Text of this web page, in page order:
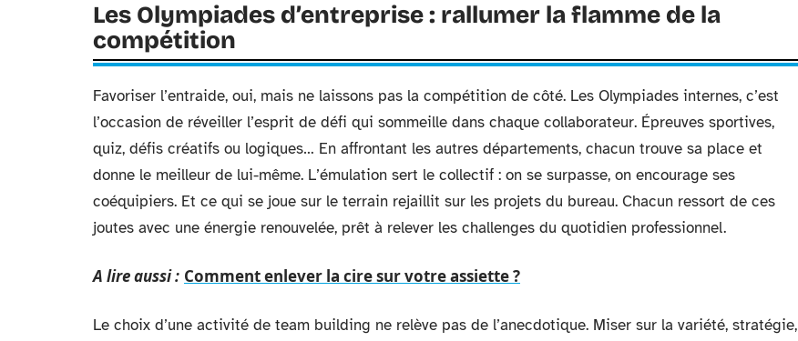
Les Olympiades d’entreprise : rallumer la flamme de la
compétition
Favoriser l’entraide, oui, mais ne laissons pas la compétition de côté. Les Olympiades internes, c’est
l’occasion de réveiller l’esprit de défi qui sommeille dans chaque collaborateur. Épreuves sportives,
quiz, défis créatifs ou logiques… En affrontant les autres départements, chacun trouve sa place et
donne le meilleur de lui-même. L’émulation sert le collectif : on se surpasse, on encourage ses
coéquipiers. Et ce qui se joue sur le terrain rejaillit sur les projets du bureau. Chacun ressort de ces
joutes avec une énergie renouvelée, prêt à relever les challenges du quotidien professionnel.
A lire aussi : Comment enlever la cire sur votre assiette ?
Le choix d’une activité de team building ne relève pas de l’anecdotique. Miser sur la variété, stratégie,